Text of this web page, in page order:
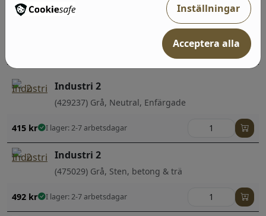
Industri 2
(429428) Grå, Neutral, Sten, betong & trä;Randiga
Industri 2
(429237) Grå, Neutral, Enfärgade
415 kr I lager: 2-7 arbetsdagar
Industri 2
(475029) Grå, Sten, betong & trä
492 kr I lager: 2-7 arbetsdagar
Inställningar
Acceptera alla